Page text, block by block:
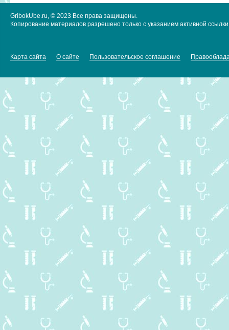
GribokUbe.ru, © 2023 Все права защищены.
Копирование материалов разрешено только с указанием активной
Карта сайта О сайте Пользовательское соглашение